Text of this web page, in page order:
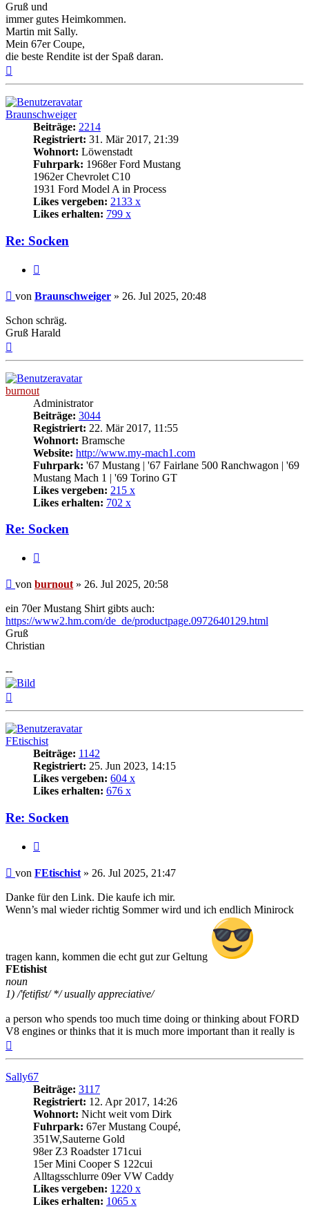
Gruß und
immer gutes Heimkommen.
Martin mit Sally.
Mein 67er Coupe,
die beste Rendite ist der Spaß daran.
Braunschweiger
Beiträge: 2214
Registriert: 31. Mär 2017, 21:39
Wohnort: Löwenstadt
Fuhrpark: 1968er Ford Mustang
1962er Chevrolet C10
1931 Ford Model A in Process
Likes vergeben: 2133 x
Likes erhalten: 799 x
Re: Socken
Beitrag
von Braunschweiger » 26. Jul 2025, 20:48
Schon schräg.
Gruß Harald
burnout
Administrator
Beiträge: 3044
Registriert: 22. Mär 2017, 11:55
Wohnort: Bramsche
Website: http://www.my-mach1.com
Fuhrpark: '67 Mustang | '67 Fairlane 500 Ranchwagon | '69
Mustang Mach 1 | '69 Torino GT
Likes vergeben: 215 x
Likes erhalten: 702 x
Re: Socken
Beitrag
von burnout » 26. Jul 2025, 20:58
ein 70er Mustang Shirt gibts auch:
https://www2.hm.com/de_de/productpage.0972640129.html
Gruß
Christian
--
FEtischist
Beiträge: 1142
Registriert: 25. Jun 2023, 14:15
Likes vergeben: 604 x
Likes erhalten: 676 x
Re: Socken
Beitrag
von FEtischist » 26. Jul 2025, 21:47
Danke für den Link. Die kaufe ich mir.
Wenn’s mal wieder richtig Sommer wird und ich endlich Minirock
tragen kann, kommen die echt gut zur Geltung
FEtishist
noun
1) /'fetifist/ */ usually appreciative/
a person who spends too much time doing or thinking about FORD
V8 engines or thinks that it is much more important than it really is
Sally67
Beiträge: 3117
Registriert: 12. Apr 2017, 14:26
Wohnort: Nicht weit vom Dirk
Fuhrpark: 67er Mustang Coupé,
351W,Sauterne Gold
98er Z3 Roadster 171cui
15er Mini Cooper S 122cui
Alltagsschlurre 09er VW Caddy
Likes vergeben: 1220 x
Likes erhalten: 1065 x